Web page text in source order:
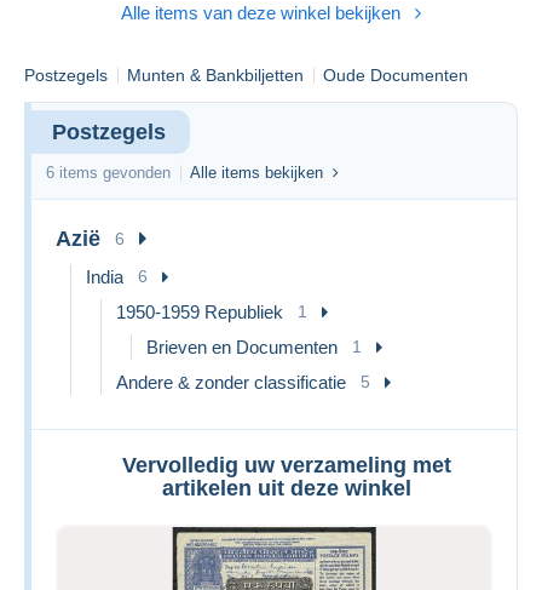
Alle items van deze winkel bekijken
Postzegels Munten & Bankbiljetten Oude Documenten
Postzegels
6 items gevonden Alle items bekijken
Azië 6
India 6
1950-1959 Republiek 1
Brieven en Documenten 1
Andere & zonder classificatie 5
Vervolledig uw verzameling met
artikelen uit deze winkel